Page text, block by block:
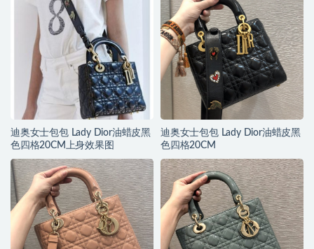
迪奥女士包包 Lady Dior油蜡皮黑
色四格20CM上身效果图
迪奥女士包包 Lady Dior油蜡皮黑
色四格20CM